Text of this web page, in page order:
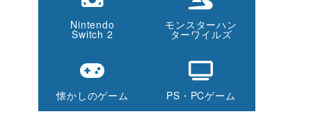
Nintendo
Switch 2
モンスターハン
ターワイルズ
懐かしのゲーム PS・PCゲーム